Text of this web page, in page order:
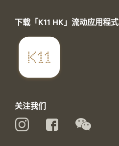
下载「K11 HK」流动应用程式
关注我们